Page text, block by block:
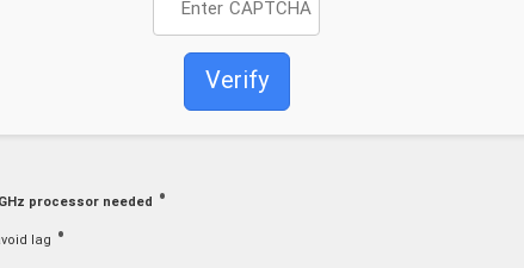
Verify
processor needed
lag